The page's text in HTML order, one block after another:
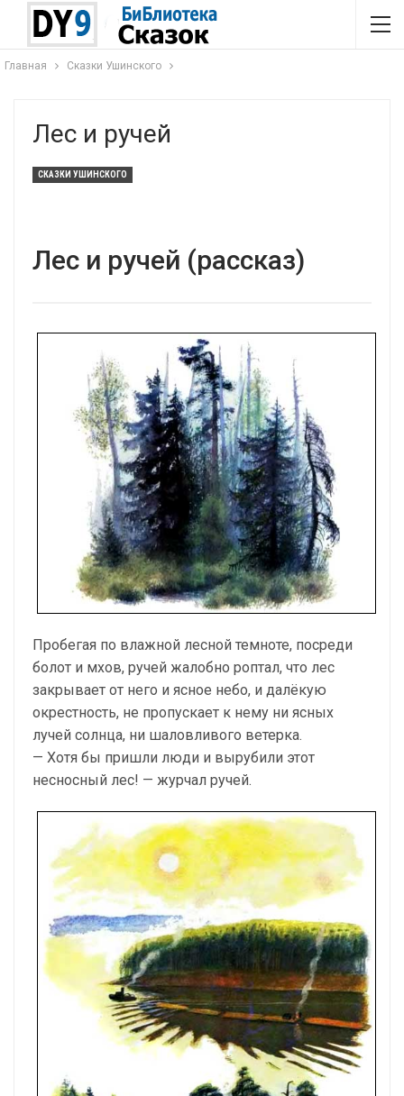
Главная Сказки Ушинского
Лес и ручей
СКАЗКИ УШИНСКОГО
Лес и ручей (рассказ)
Пробегая по влажной лесной темноте, посреди
болот и мхов, ручей жалобно роптал, что лес
закрывает от него и ясное небо, и далёкую
окрестность, не пропускает к нему ни ясных
лучей солнца, ни шаловливого ветерка.
— Хотя бы пришли люди и вырубили этот
несносный лес! — журчал ручей.